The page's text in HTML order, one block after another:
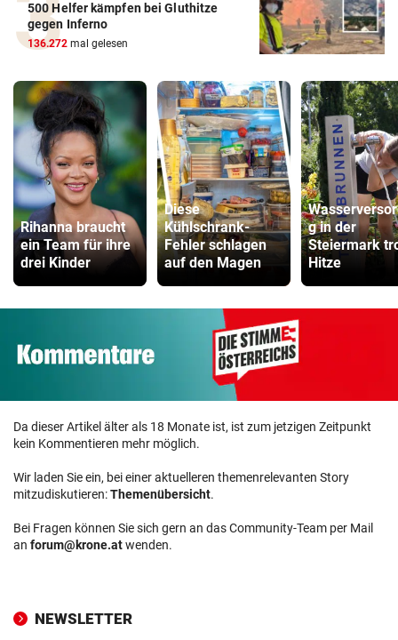
500 Helfer kämpfen bei Gluthitze
gegen Inferno
136.272 mal gelesen
Rihanna braucht
ein Team für ihre
drei Kinder
Diese
Kühlschrank-
Fehler schlagen
auf den Magen
g in der
Steiermark
Hitze
Da dieser Artikel älter als 18 Monate ist, ist zum jetzigen Zeitpunkt
kein Kommentieren mehr möglich.
Wir laden Sie ein, bei einer aktuelleren themenrelevanten Story
mitzudiskutieren:Themenübersicht.
Bei Fragen können Sie sich gern an das Community-Team per Mail
an forum@krone.atwenden.
NEWSLETTER